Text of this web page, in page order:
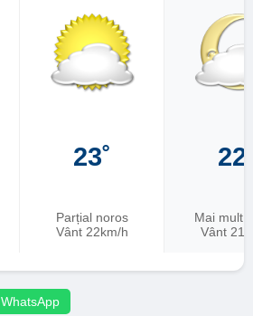
23˚
Parțial noros
Vânt 22km/h
Mai mult
Vânt
WhatsApp